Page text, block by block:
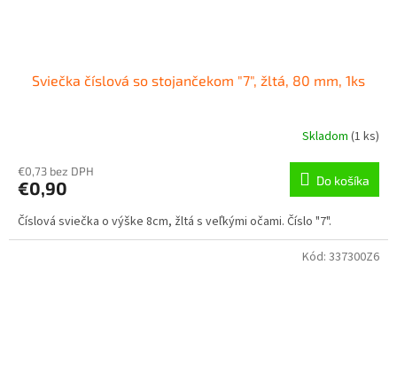
Sviečka číslová so stojančekom "7", žltá, 80 mm, 1ks
Skladom (1 ks)
€0,73 bez DPH
€0,90 Do košíka
Číslová sviečka o výške 8cm, žltá s veľkými očami. Číslo "7".
Kód: 337300Z6